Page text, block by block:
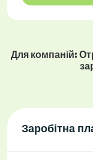
Для компаній:
Заробітна